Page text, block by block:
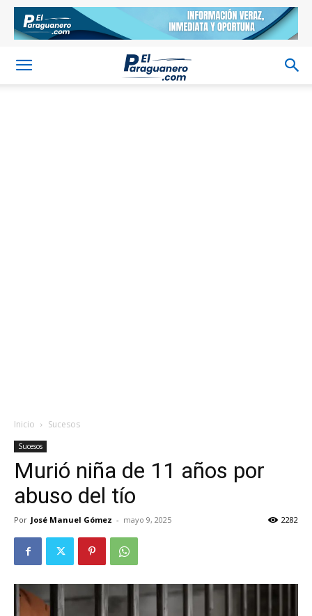
Inicio Sucesos
Sucesos
Murió niña de 11 años por
abuso del tío
Por José Manuel Gómez - mayo 9, 2025 2282